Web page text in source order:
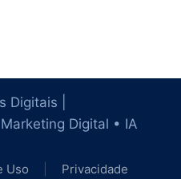
Digitais |
Digital • IA
Uso Privacidade